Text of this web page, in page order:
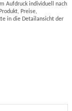
Aufdruck individuell nach
Preise,
in die Detailansicht der